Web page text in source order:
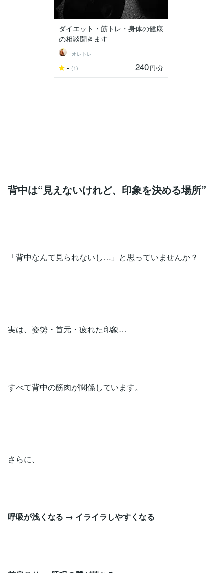
ダイエット・筋トレ・身体の健康
の相談聞きます
オレトレ
- (1) 240円/分
背中は“見えないけれど、印象を決める場所”
「背中なんて見られないし…」と思っていませんか？
実は、姿勢・首元・疲れた印象…
すべて背中の筋肉が関係しています。
さらに、
呼吸が浅くなる → イライラしやすくなる